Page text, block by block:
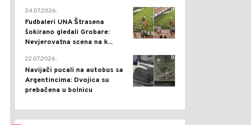
0
24.07.2026.
Fudbaleri UNA Štrasena
šokirano gledali Grobare:
Nevjerovatna scena na k...
0
22.07.2026.
Navijači pucali na autobus sa
Argentincima: Dvojica su
prebačena u bolnicu